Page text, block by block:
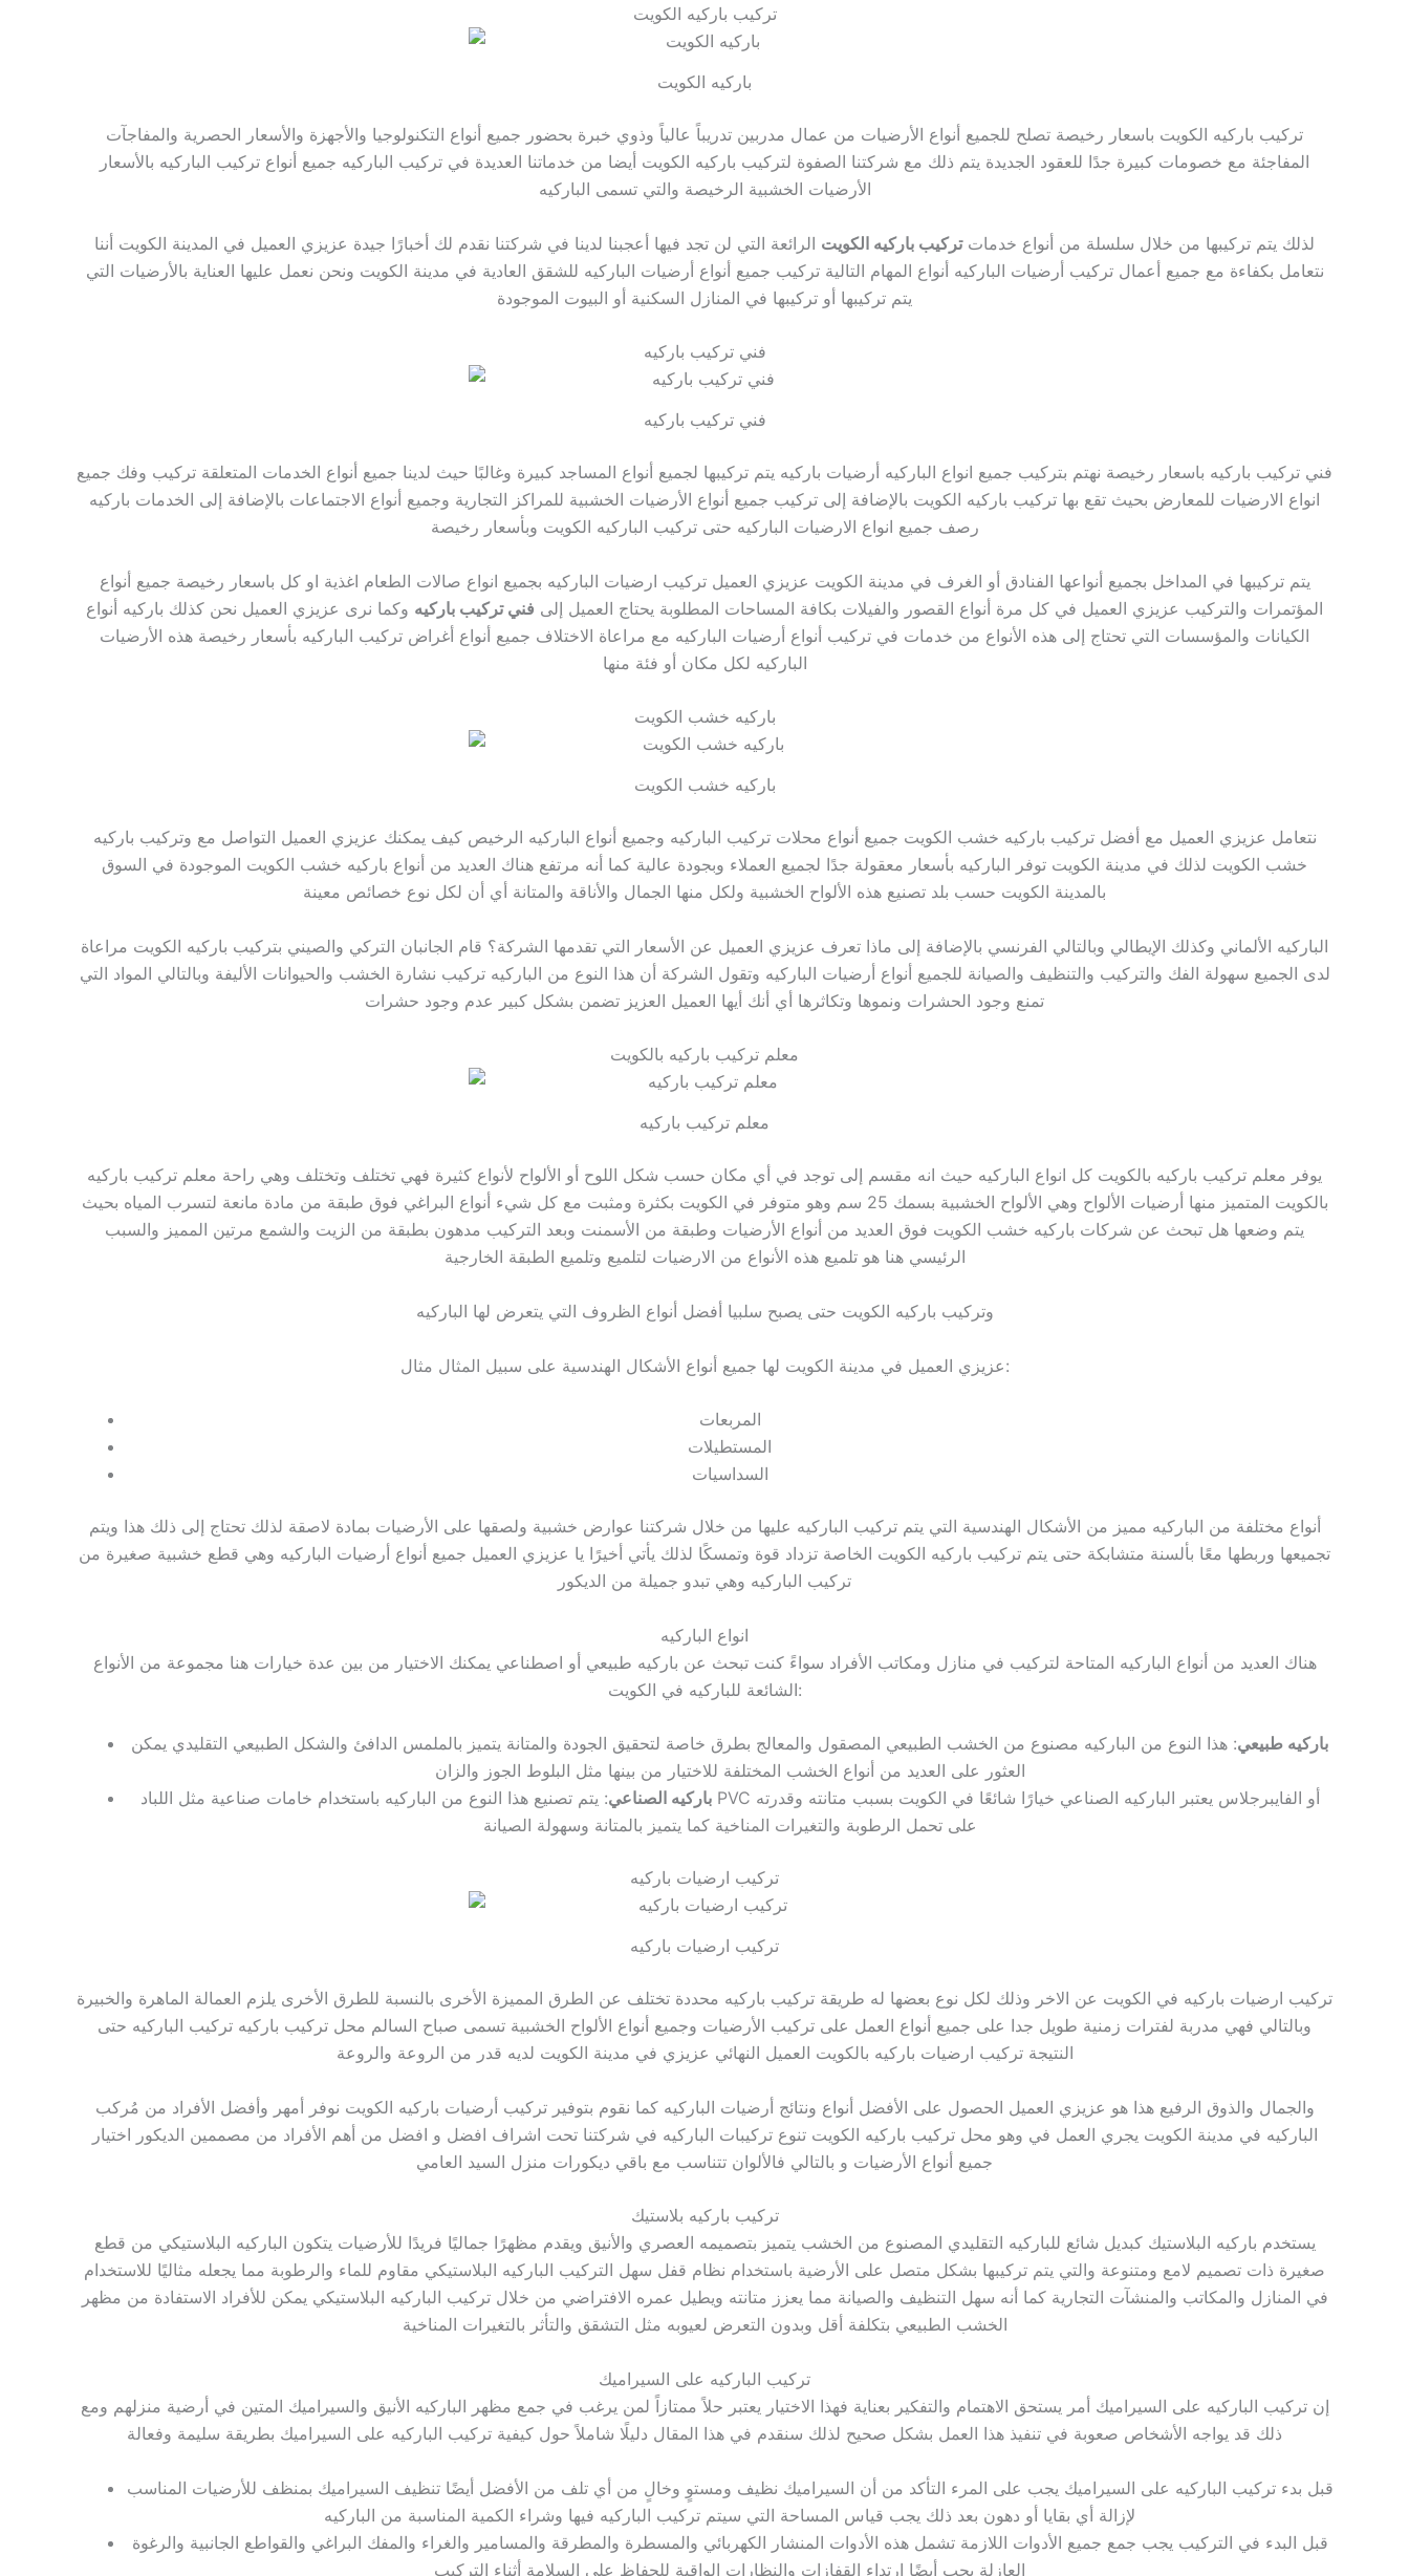
تركيب باركيه الكويت
باركيه الكويت
تركيب باركيه الكويت باسعار رخيصة تصلح للجميع أنواع الأرضيات من عمال مدربين تدريباً عالياً وذوي خبرة بحضور جميع أنواع التكنولوجيا والأجهزة والأسعار الحصرية والمفاجآت
المفاجئة مع خصومات كبيرة جدًا للعقود الجديدة يتم ذلك مع شركتنا الصفوة لتركيب باركيه الكويت أيضا من خدماتنا العديدة في تركيب الباركيه جميع أنواع تركيب الباركيه بالأسعار
الأرضيات الخشبية الرخيصة والتي تسمى الباركيه
لذلك يتم تركيبها من خلال سلسلة من أنواع خدماتتركيب باركيه الكويت الرائعة التي لن تجد فيها أعجبنا لدينا في شركتنا نقدم لك أخبارًا جيدة عزيزي العميل في المدينة الكويت أننا
نتعامل بكفاءة مع جميع أعمال تركيب أرضيات الباركيه أنواع المهام التالية تركيب جميع أنواع أرضيات الباركيه للشقق العادية في مدينة الكويت ونحن نعمل عليها العناية بالأرضيات التي
يتم تركيبها أو تركيبها في المنازل السكنية أو البيوت الموجودة
فني تركيب باركيه
فني تركيب باركيه
فني تركيب باركيه باسعار رخيصة نهتم بتركيب جميع انواع الباركيه أرضيات باركيه يتم تركيبها لجميع أنواع المساجد كبيرة وغالبًا حيث لدينا جميع أنواع الخدمات المتعلقة تركيب وفك جميع
انواع الارضيات للمعارض بحيث تقع بها تركيب باركيه الكويت بالإضافة إلى تركيب جميع أنواع الأرضيات الخشبية للمراكز التجارية وجميع أنواع الاجتماعات بالإضافة إلى الخدمات باركيه
رصف جميع انواع الارضيات الباركيه حتى تركيب الباركيه الكويت وبأسعار رخيصة
يتم تركيبها في المداخل بجميع أنواعها الفنادق أو الغرف في مدينة الكويت عزيزي العميل تركيب ارضيات الباركيه بجميع انواع صالات الطعام اغذية او كل باسعار رخيصة جميع أنواع
المؤتمرات والتركيب عزيزي العميل في كل مرة أنواع القصور والفيلات بكافة المساحات المطلوبة يحتاج العميل إلى فني تركيب باركيه وكما نرى عزيزي العميل نحن كذلك باركيه أنواع
الكيانات والمؤسسات التي تحتاج إلى هذه الأنواع من خدمات في تركيب أنواع أرضيات الباركيه مع مراعاة الاختلاف جميع أنواع أغراض تركيب الباركيه بأسعار رخيصة هذه الأرضيات
الباركيه لكل مكان أو فئة منها
باركيه خشب الكويت
باركيه خشب الكويت
نتعامل عزيزي العميل مع أفضل تركيب باركيه خشب الكويت جميع أنواع محلات تركيب الباركيه وجميع أنواع الباركيه الرخيص كيف يمكنك عزيزي العميل التواصل مع وتركيب باركيه
خشب الكويت لذلك في مدينة الكويت توفر الباركيه بأسعار معقولة جدًا لجميع العملاء وبجودة عالية كما أنه مرتفع هناك العديد من أنواع باركيه خشب الكويت الموجودة في السوق
بالمدينة الكويت حسب بلد تصنيع هذه الألواح الخشبية ولكل منها الجمال والأناقة والمتانة أي أن لكل نوع خصائص معينة
الباركيه الألماني وكذلك الإيطالي وبالتالي الفرنسي بالإضافة إلى ماذا تعرف عزيزي العميل عن الأسعار التي تقدمها الشركة؟ قام الجانبان التركي والصيني بتركيب باركيه الكويت مراعاة
لدى الجميع سهولة الفك والتركيب والتنظيف والصيانة للجميع أنواع أرضيات الباركيه وتقول الشركة أن هذا النوع من الباركيه تركيب نشارة الخشب والحيوانات الأليفة وبالتالي المواد التي
تمنع وجود الحشرات ونموها وتكاثرها أي أنك أيها العميل العزيز تضمن بشكل كبير عدم وجود حشرات
معلم تركيب باركيه بالكويت
معلم تركيب باركيه
يوفر معلم تركيب باركيه بالكويت كل انواع الباركيه حيث انه مقسم إلى توجد في أي مكان حسب شكل اللوح أو الألواح لأنواع كثيرة فهي تختلف وتختلف وهي راحة معلم تركيب باركيه
بالكويت المتميز منها أرضيات الألواح وهي الألواح الخشبية بسمك 25 سم وهو متوفر في الكويت بكثرة ومثبت مع كل شيء أنواع البراغي فوق طبقة من مادة مانعة لتسرب المياه بحيث
يتم وضعها هل تبحث عن شركات باركيه خشب الكويت فوق العديد من أنواع الأرضيات وطبقة من الأسمنت وبعد التركيب مدهون بطبقة من الزيت والشمع مرتين المميز والسبب
الرئيسي هنا هو تلميع هذه الأنواع من الارضيات لتلميع وتلميع الطبقة الخارجية
وتركيب باركيه الكويت حتى يصبح سلبيا أفضل أنواع الظروف التي يتعرض لها الباركيه
عزيزي العميل في مدينة الكويت لها جميع أنواع الأشكال الهندسية على سبيل المثال مثال:
المربعات
المستطيلات
السداسيات
أنواع مختلفة من الباركيه مميز من الأشكال الهندسية التي يتم تركيب الباركيه عليها من خلال شركتنا عوارض خشبية ولصقها على الأرضيات بمادة لاصقة لذلك تحتاج إلى ذلك هذا ويتم
تجميعها وربطها معًا بألسنة متشابكة حتى يتم تركيب باركيه الكويت الخاصة تزداد قوة وتمسكًا لذلك يأتي أخيرًا يا عزيزي العميل جميع أنواع أرضيات الباركيه وهي قطع خشبية صغيرة من
تركيب الباركيه وهي تبدو جميلة من الديكور
انواع الباركيه
هناك العديد من أنواع الباركيه المتاحة لتركيب في منازل ومكاتب الأفراد سواءً كنت تبحث عن باركيه طبيعي أو اصطناعي يمكنك الاختيار من بين عدة خيارات هنا مجموعة من الأنواع
الشائعة للباركيه في الكويت:
باركيه طبيعي: هذا النوع من الباركيه مصنوع من الخشب الطبيعي المصقول والمعالج بطرق خاصة لتحقيق الجودة والمتانة يتميز بالملمس الدافئ والشكل الطبيعي التقليدي يمكن
العثور على العديد من أنواع الخشب المختلفة للاختيار من بينها مثل البلوط الجوز والزان
باركيه الصناعي: يتم تصنيع هذا النوع من الباركيه باستخدام خامات صناعية مثل اللباد PVC أو الفايبرجلاس يعتبر الباركيه الصناعي خيارًا شائعًا في الكويت بسبب متانته وقدرته
على تحمل الرطوبة والتغيرات المناخية كما يتميز بالمتانة وسهولة الصيانة
تركيب ارضيات باركيه
تركيب ارضيات باركيه
تركيب ارضيات باركيه في الكويت عن الاخر وذلك لكل نوع بعضها له طريقة تركيب باركيه محددة تختلف عن الطرق المميزة الأخرى بالنسبة للطرق الأخرى يلزم العمالة الماهرة والخبيرة
وبالتالي فهي مدربة لفترات زمنية طويل جدا على جميع أنواع العمل على تركيب الأرضيات وجميع أنواع الألواح الخشبية تسمى صباح السالم محل تركيب باركيه تركيب الباركيه حتى
النتيجة تركيب ارضيات باركيه بالكويت العميل النهائي عزيزي في مدينة الكويت لديه قدر من الروعة والروعة
والجمال والذوق الرفيع هذا هو عزيزي العميل الحصول على الأفضل أنواع ونتائج أرضيات الباركيه كما نقوم بتوفير تركيب أرضيات باركيه الكويت نوفر أمهر وأفضل الأفراد من مُركب
الباركيه في مدينة الكويت يجري العمل في وهو محل تركيب باركيه الكويت تنوع تركيبات الباركيه في شركتنا تحت اشراف افضل و افضل من أهم الأفراد من مصممين الديكور اختيار
جميع أنواع الأرضيات و بالتالي فالألوان تتناسب مع باقي ديكورات منزل السيد العامي
تركيب باركيه بلاستيك
يستخدم باركيه البلاستيك كبديل شائع للباركيه التقليدي المصنوع من الخشب يتميز بتصميمه العصري والأنيق ويقدم مظهرًا جماليًا فريدًا للأرضيات يتكون الباركيه البلاستيكي من قطع
صغيرة ذات تصميم لامع ومتنوعة والتي يتم تركيبها بشكل متصل على الأرضية باستخدام نظام قفل سهل التركيب الباركيه البلاستيكي مقاوم للماء والرطوبة مما يجعله مثاليًا للاستخدام
في المنازل والمكاتب والمنشآت التجارية كما أنه سهل التنظيف والصيانة مما يعزز متانته ويطيل عمره الافتراضي من خلال تركيب الباركيه البلاستيكي يمكن للأفراد الاستفادة من مظهر
الخشب الطبيعي بتكلفة أقل وبدون التعرض لعيوبه مثل التشقق والتأثر بالتغيرات المناخية
تركيب الباركيه على السيراميك
إن تركيب الباركيه على السيراميك أمر يستحق الاهتمام والتفكير بعناية فهذا الاختيار يعتبر حلاً ممتازاً لمن يرغب في جمع مظهر الباركيه الأنيق والسيراميك المتين في أرضية منزلهم ومع
ذلك قد يواجه الأشخاص صعوبة في تنفيذ هذا العمل بشكل صحيح لذلك سنقدم في هذا المقال دليلًا شاملاً حول كيفية تركيب الباركيه على السيراميك بطريقة سليمة وفعالة
قبل بدء تركيب الباركيه على السيراميك يجب على المرء التأكد من أن السيراميك نظيف ومستوٍ وخالٍ من أي تلف من الأفضل أيضًا تنظيف السيراميك بمنظف للأرضيات المناسب
لإزالة أي بقايا أو دهون بعد ذلك يجب قياس المساحة التي سيتم تركيب الباركيه فيها وشراء الكمية المناسبة من الباركيه
قبل البدء في التركيب يجب جمع جميع الأدوات اللازمة تشمل هذه الأدوات المنشار الكهربائي والمسطرة والمطرقة والمسامير والغراء والمفك البراغي والقواطع الجانبية والرغوة
العازلة يجب أيضًا ارتداء القفازات والنظارات الواقية للحفاظ على السلامة أثناء التركيب